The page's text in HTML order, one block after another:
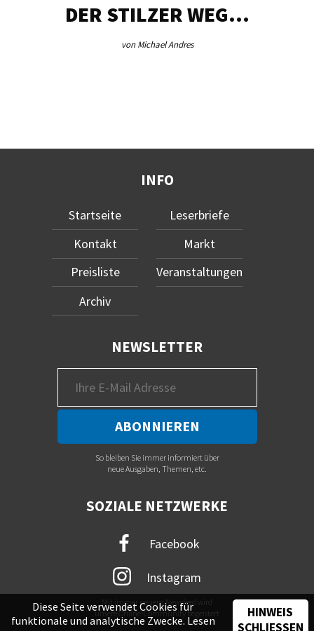
DER STILZER WEG…
von Michael Andres
INFO
Startseite
Kontakt
Preisliste
Archiv
Leserbriefe
Markt
Veranstaltungen
NEWSLETTER
So bleiben Sie immer informiert über
neue Ausgaben, Themen, etc.
SOZIALE NETZWERKE
Facebook
Instagram
Mit immer neuem Newsfeed wird
unsere Online-Community begeistert
Diese Seite verwendet Cookies für
funktionale und analytische Zwecke. Lesen
HINWEIS
SCHLIESSEN